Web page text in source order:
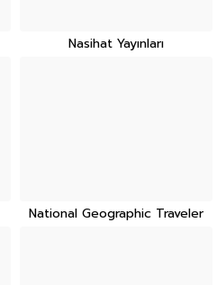
Nasihat Yayınları
National Geographic Traveler